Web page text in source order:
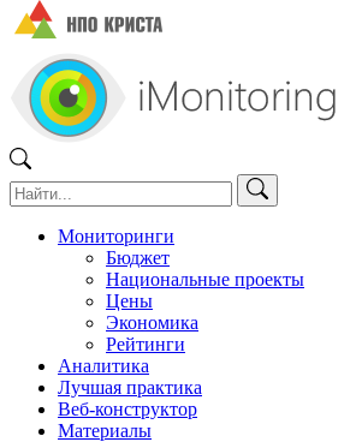
Мониторинги
Бюджет
Национальные проекты
Цены
Экономика
Рейтинги
Аналитика
Лучшая практика
Веб-конструктор
Материалы